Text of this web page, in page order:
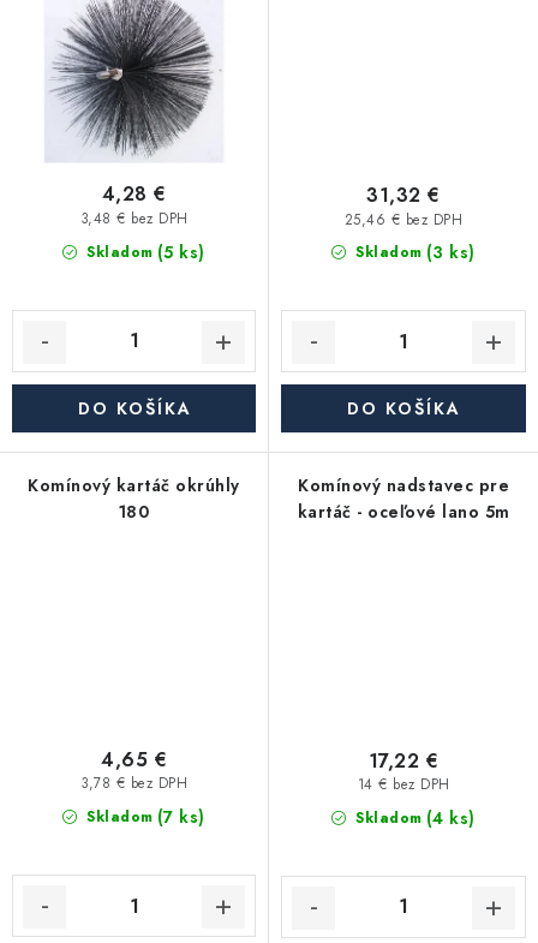
Obchodné podmienky požičovne náradia
Skladom (5 ks)
3,48 € bez DPH
4,28 €
DO KOŠÍKA
Skladom (3 ks)
25,46 € bez DPH
31,32 €
DO KOŠÍKA
Komínový kartáč okrúhly
180
Skladom (7 ks)
3,78 € bez DPH
4,65 €
Komínový nadstavec pre
kartáč - oceľové lano 5m
Skladom (4 ks)
14 € bez DPH
17,22 €